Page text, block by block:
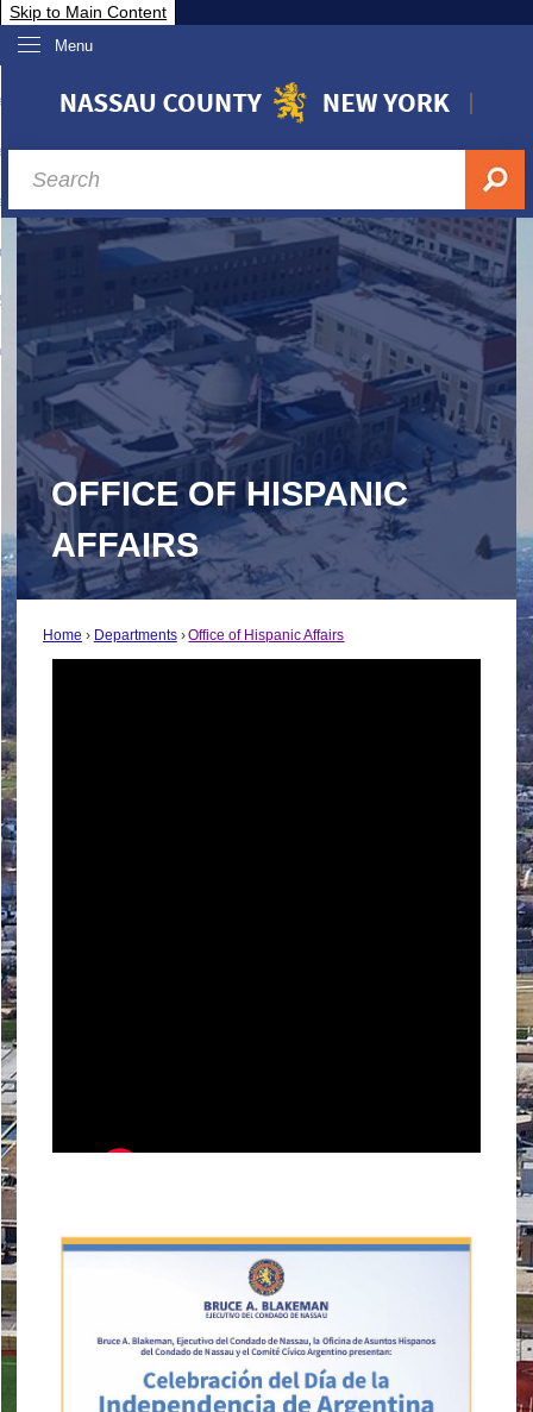
Skip to Main Content
Menu
Nassau
& Investor Relations
A-Z
OFFICE OF HISPANIC
AFFAIRS
Home Departments Office of Hispanic Affairs